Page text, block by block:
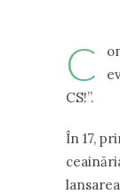
C
CS!”.
În 17,